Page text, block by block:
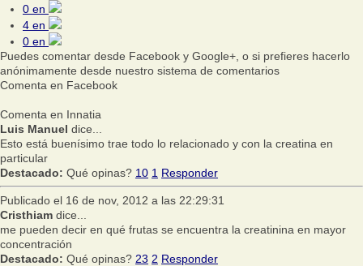
0 en
4 en
0 en
Puedes comentar desde Facebook y Google+, o si prefieres hacerlo
anónimamente desde nuestro sistema de comentarios
Comenta en Facebook
Comenta en Innatia
Luis Manuel dice...
Esto está buenísimo trae todo lo relacionado y con la creatina en
particular
Destacado: Qué opinas? 10 1 Responder
Publicado el 16 de nov, 2012 a las 22:29:31
Cristhiam dice...
me pueden decir en qué frutas se encuentra la creatinina en mayor
concentración
Destacado: Qué opinas? 23 2 Responder